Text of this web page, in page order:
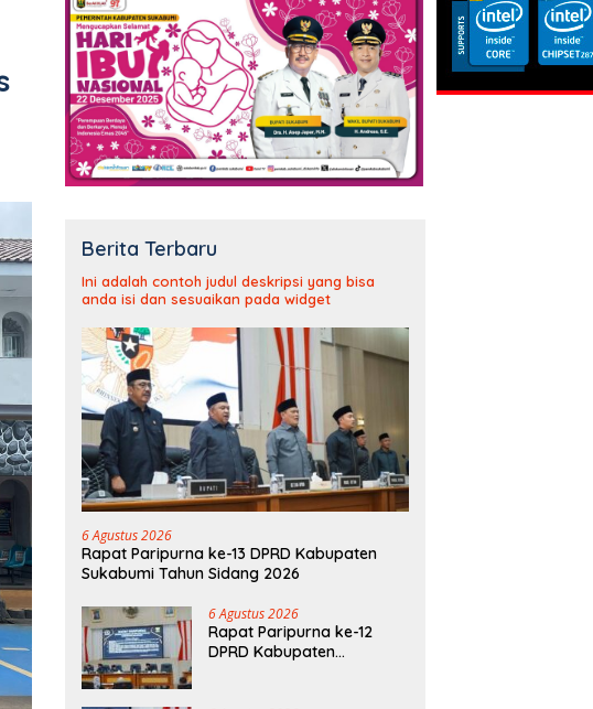
Berita Terbaru
Ini adalah contoh judul deskripsi yang bisa
anda isi dan sesuaikan pada widget
6 Agustus 2026
Rapat Paripurna ke-13 DPRD Kabupaten
Sukabumi Tahun Sidang 2026
6 Agustus 2026
Rapat Paripurna ke-12
DPRD Kabupaten